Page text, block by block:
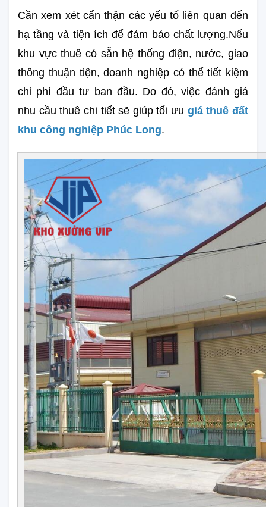
Cần xem xét cẩn thận các yếu tố liên quan đến
hạ tầng và tiện ích để đảm bảo chất lượng.Nếu
khu vực thuê có sẵn hệ thống điện, nước, giao
thông thuận tiện, doanh nghiệp có thể tiết kiệm
chi phí đầu tư ban đầu. Do đó, việc đánh giá
nhu cầu thuê chi tiết sẽ giúp tối ưu giá thuê đất
khu công nghiệp Phúc Long.